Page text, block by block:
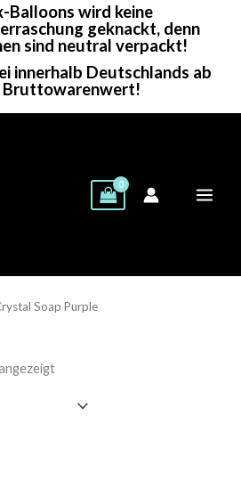
Balloons wird keine
geknackt, denn
sind neutral verpackt!
innerhalb Deutschlands ab
Bruttowarenwert!
Soap Purple